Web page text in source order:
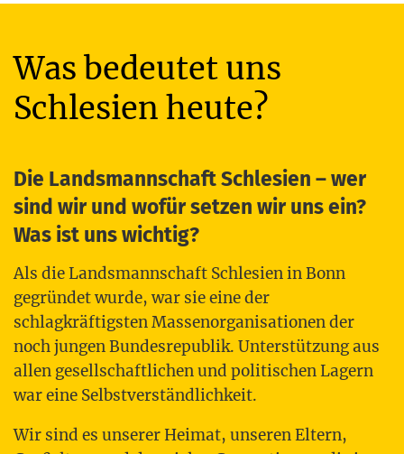
Was bedeutet uns
Schlesien heute?
Die Landsmannschaft Schlesien – wer
sind wir und wofür setzen wir uns ein?
Was ist uns wichtig?
Als die Lands­mann­schaft Schle­si­en in Bonn
gegrün­det wur­de, war sie eine der
schlag­kräf­tigs­ten Mas­sen­or­ga­ni­sa­tio­nen der
noch jun­gen Bun­des­re­pu­blik. Unter­stüt­zung aus
allen gesell­schaft­li­chen und poli­ti­schen Lagern
war eine Selbstverständlichkeit.
Wir sind es unse­rer Hei­mat, unse­ren Eltern,